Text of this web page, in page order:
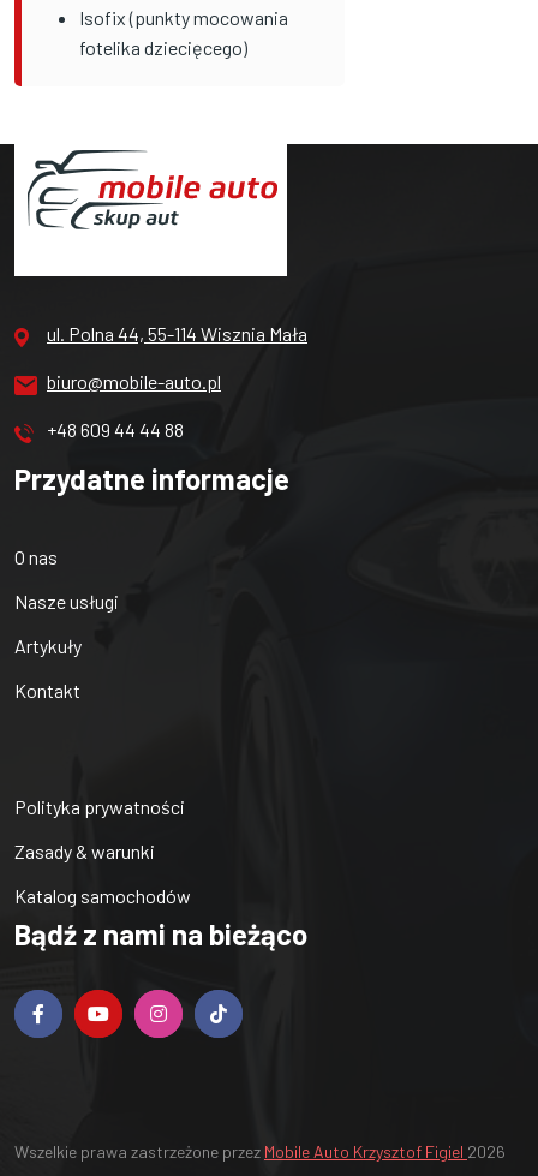
Isofix (punkty mocowania
fotelika dziecięcego)
ul. Polna 44, 55-114 Wisznia Mała
biuro@mobile-auto.pl
+48 609 44 44 88
Przydatne informacje
O nas
Nasze usługi
Artykuły
Kontakt
Polityka prywatności
Zasady & warunki
Katalog samochodów
Bądź z nami na bieżąco
Wszelkie prawa zastrzeżone przez Mobile Auto Krzysztof Figiel 2026